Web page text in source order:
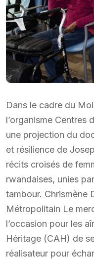
Dans le cadre du
l’organisme Centres
une projection du
et résilience de
récits croisés de
rwandaises, unies
tambour. Chrismène
Métropolitain Le
l’occasion pour les
Héritage (CAH) de
réalisateur pour